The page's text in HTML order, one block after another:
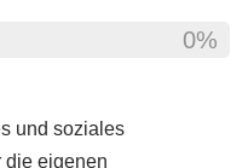
0%
und soziales
die eigenen